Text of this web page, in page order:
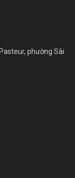
phường Sài